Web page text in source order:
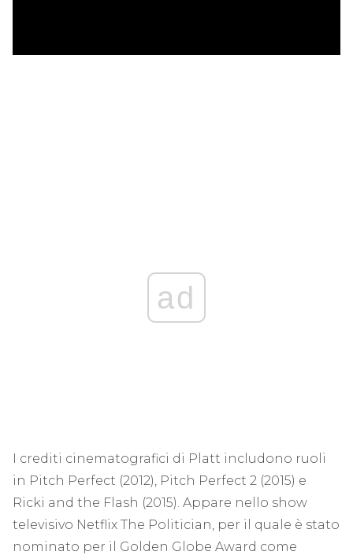
ad
I crediti cinematografici di Platt includono ruoli
in Pitch Perfect (2012), Pitch Perfect 2 (2015) e
Ricki and the Flash (2015). Appare nello show
televisivo Netflix The Politician, per il quale è stato
nominato per il Golden Globe Award come